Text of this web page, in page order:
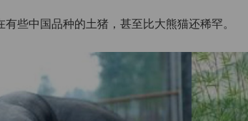
有些中国品种的土猪，甚至比大熊猫还稀罕。